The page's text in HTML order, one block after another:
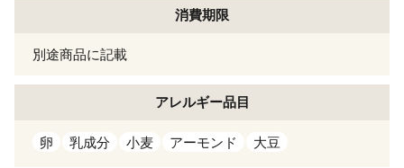
消費期限
別途商品に記載
アレルギー品目
卵 乳成分 小麦 アーモンド 大豆